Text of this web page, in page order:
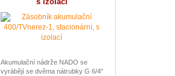
Akumulační nádrže NADO se
vyrábějí se dvěma nátrubky G 6/4"